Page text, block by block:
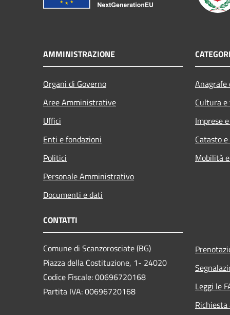
AMMINISTRAZIONE
Organi di Governo
Aree Amministrative
Uffici
Enti e fondazioni
Politici
Personale Amministrativo
Documenti e dati
Cultura
Imprese
Catasto
Mobilità
CONTATTI
Comune di Scanzorosciate (BG)
Piazza della Costituzione, 1- 24020
Codice Fiscale: 00696720168
Partita IVA: 00696720168
Leggi le